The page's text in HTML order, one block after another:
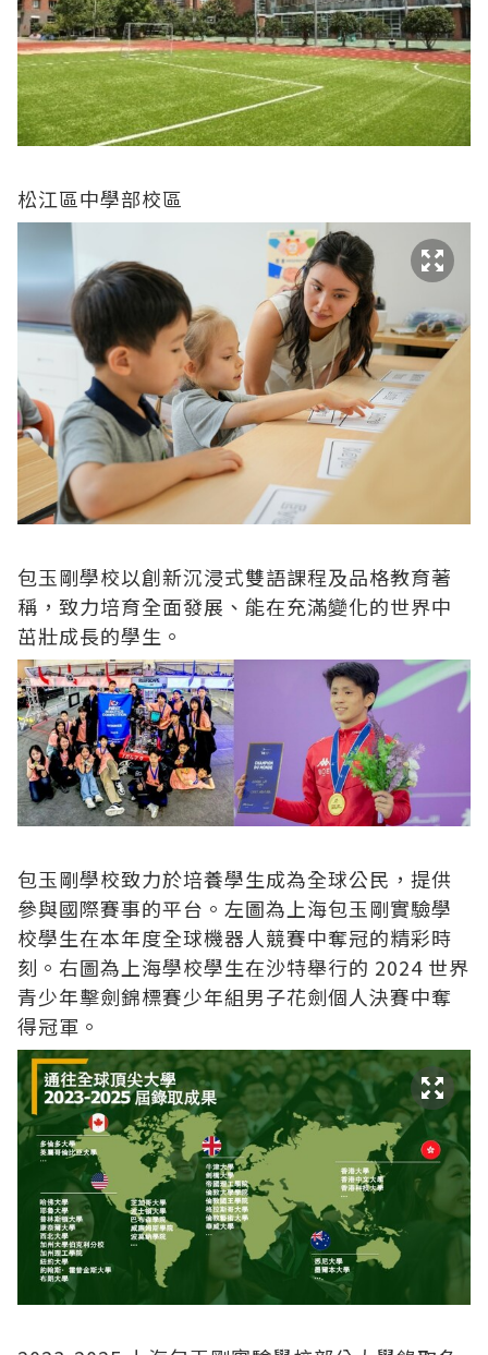
松江區中學部校區
包玉剛學校以創新沉浸式雙語課程及品格教育著
稱，致力培育全面發展、能在充滿變化的世界中
茁壯成長的學生。
包玉剛學校致力於培養學生成為全球公民，提供
參與國際賽事的平台。左圖為上海包玉剛實驗學
校學生在本年度全球機器人競賽中奪冠的精彩時
刻。右圖為上海學校學生在沙特舉行的 2024 世界
青少年擊劍錦標賽少年組男子花劍個人決賽中奪
得冠軍。